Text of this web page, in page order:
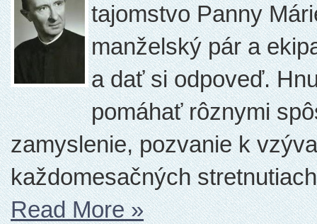
tajomstvo Panny
manželský pár a
a dať si odpoveď.
pomáhať rôznymi
zamyslenie, pozvanie k
každomesačných
Read More»